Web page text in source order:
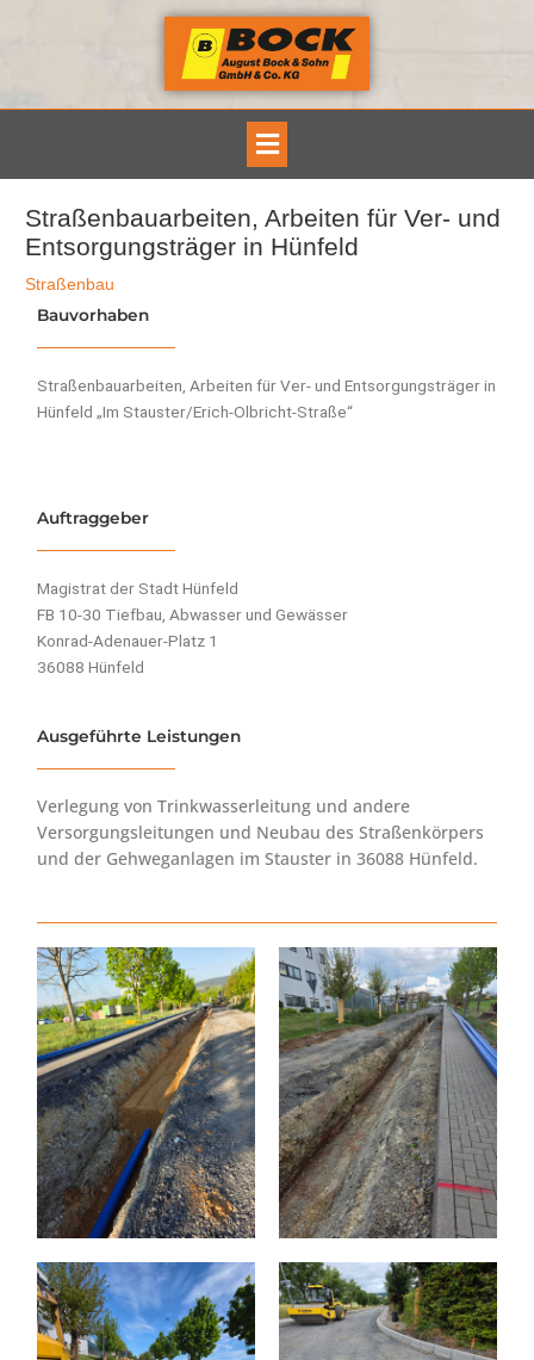
Main
Menu
Straßenbauarbeiten, Arbeiten für Ver- und
Entsorgungsträger in Hünfeld
Straßenbau
Bauvorhaben
Straßenbauarbeiten, Arbeiten für Ver- und Entsorgungsträger in
Hünfeld „Im Stauster/Erich-Olbricht-Straße“
Auftraggeber
Magistrat der Stadt Hünfeld
FB 10-30 Tiefbau, Abwasser und Gewässer
Konrad-Adenauer-Platz 1
36088 Hünfeld
Ausgeführte Leistungen
Verlegung von Trinkwasserleitung und andere
Versorgungsleitungen und Neubau des Straßenkörpers
und der Gehweganlagen im Stauster in 36088 Hünfeld.